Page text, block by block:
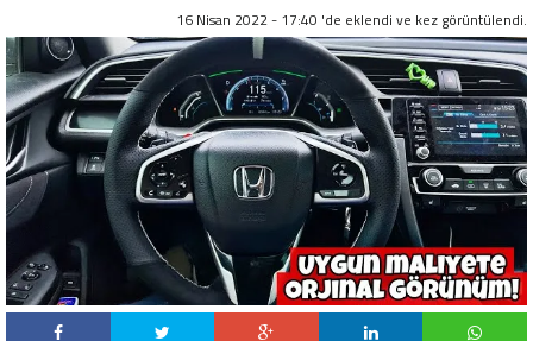
16 Nisan 2022 - 17:40 'de eklendi ve kez görüntülendi.